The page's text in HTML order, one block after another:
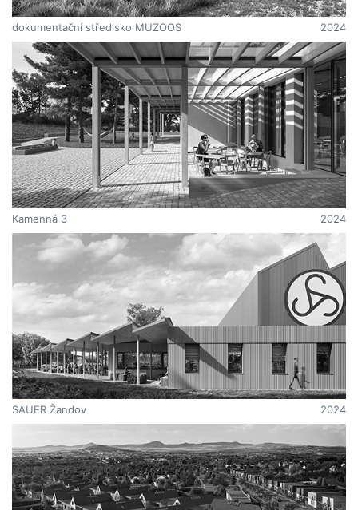
dokumentační středisko MUZOOS 2024
Kamenná 3 2024
SAUER Žandov 2024